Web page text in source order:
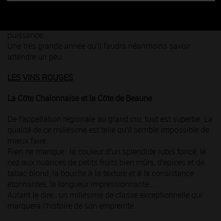
magnifiquement structurés, ils promettent une excellente
puissance.
Une très grande année qu’il faudra néanmoins savoir
attendre un peu.
LES VINS ROUGES
La Côte Chalonnaise et la Côte de Beaune
De l’appellation régionale au grand cru, tout est superbe. La
qualité de ce millésime est telle qu’il semble impossible de
mieux faire.
Rien ne manque : la couleur d’un splendide rubis foncé, le
nez aux nuances de petits fruits bien mûrs, d’épices et de
tabac blond, la bouche à la texture et à la consistance
étonnantes, la longueur impressionnante…..
Autant le dire : un millésime de classe exceptionnelle qui
marquera l’histoire de son empreinte.